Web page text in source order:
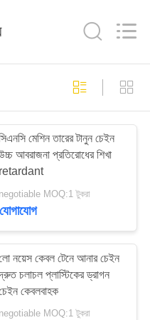
প্লেট
153
মেশিন তারের টানুন চেইন
আবরাজনা প্রতিরোধের শিখা
retardant
negotiable MOQ:1 টুকরা
যোগাযোগ
নয়েস কেবল টেনে আনার চেইন
চলাচল প্লাস্টিকের ড্রাগন
কেবলবাহক
negotiable MOQ:1 টুকরা